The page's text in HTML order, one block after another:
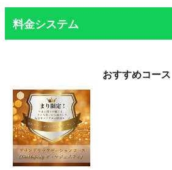
料金システム
おすすめコース